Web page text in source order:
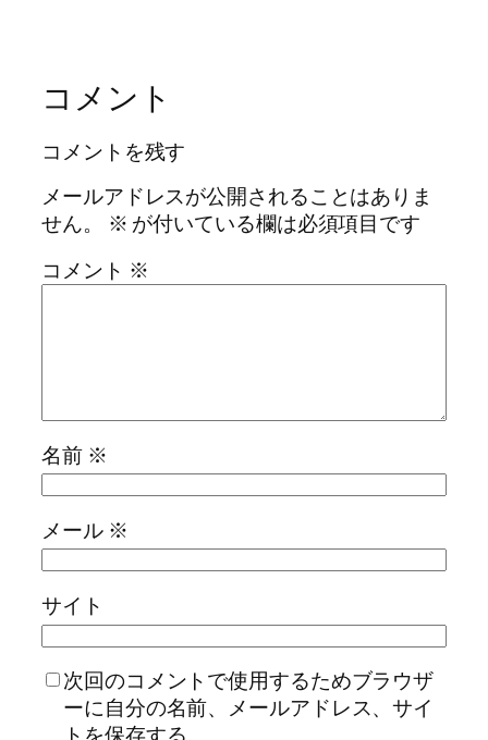
コメント
コメントを残す
メールアドレスが公開されることはありま
せん。
※ が付いている欄は必須項目です
コメント ※
名前 ※
メール ※
サイト
次回のコメントで使用するためブラウザ
ーに自分の名前、メールアドレス、サイ